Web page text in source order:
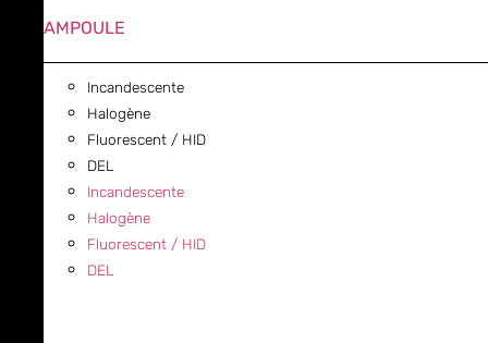
AMPOULE
Incandescente
Halogène
Fluorescent / HID
DEL
Incandescente
Halogène
Fluorescent / HID
DEL